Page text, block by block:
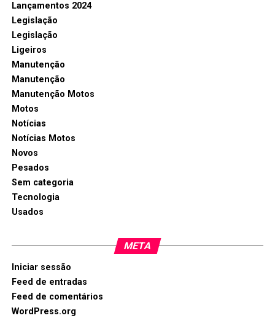
Lançamentos 2024
Legislação
Legislação
Ligeiros
Manutenção
Manutenção
Manutenção Motos
Motos
Notícias
Notícias Motos
Novos
Pesados
Sem categoria
Tecnologia
Usados
META
Iniciar sessão
Feed de entradas
Feed de comentários
WordPress.org